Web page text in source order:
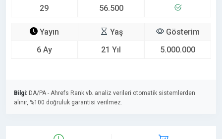
29
56.500
Yayın
6 Ay
Yaş
21 Yıl
Gösterim
5.000.000
Bilgi: DA/PA - Ahrefs Rank vb. analiz verileri otomatik sistemlerden
alınır, %100 doğruluk garantisi verilmez.